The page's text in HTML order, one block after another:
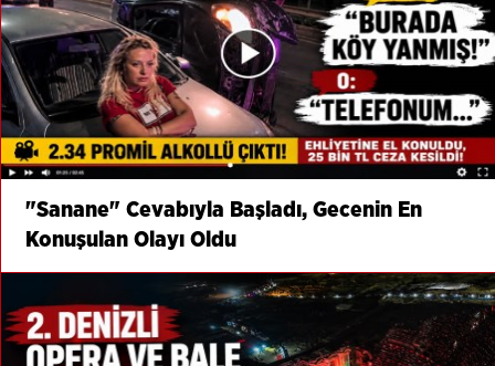
"Sanane" Cevabıyla Başladı, Gecenin En
Konuşulan Olayı Oldu